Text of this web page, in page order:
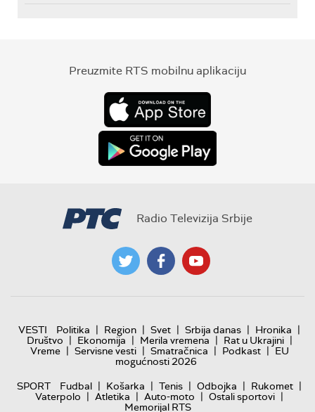
Preuzmite RTS mobilnu aplikaciju
Radio Televizija Srbije
VESTI Politika | Region | Svet | Srbija danas | Hronika |
Društvo | Ekonomija | Merila vremena | Rat u Ukrajini |
Vreme | Servisne vesti | Smatračnica | Podkast | EU
mogućnosti 2026
SPORT
Fudbal | Košarka | Tenis | Odbojka | Rukomet |
Vaterpolo | Atletika | Auto-moto | Ostali sportovi |
Memorijal RTS